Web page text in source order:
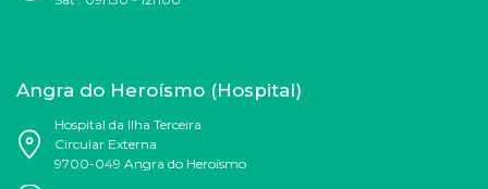
Angra do Heroísmo (Hospital)
Hospital da Ilha Terceira
Circular Externa
9700-049 Angra do Heroísmo